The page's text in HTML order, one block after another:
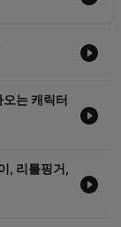
는 캐릭터
, 리틀핑거,